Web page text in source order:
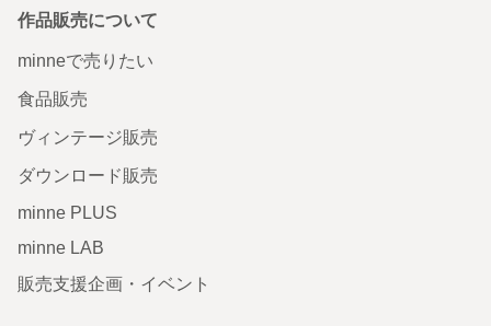
作品販売について
minneで売りたい
食品販売
ヴィンテージ販売
ダウンロード販売
minne PLUS
minne LAB
販売支援企画・イベント